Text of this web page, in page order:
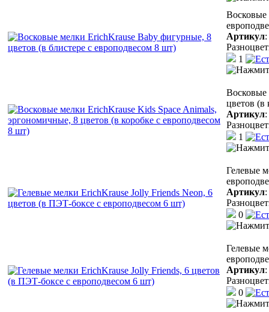
Восковые
Артикул:
1
Восковые
цветов (в
Артикул:
1
Гелевые
Артикул:
0
Гелевые
Артикул:
0